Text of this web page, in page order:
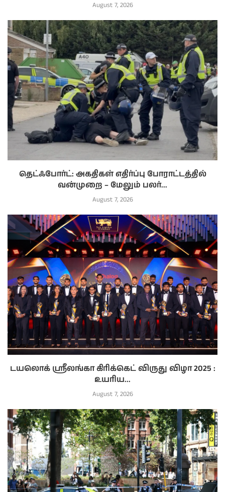
August 7, 2026
தெட்ஃபோர்ட்: அகதிகள் எதிர்ப்பு போராட்டத்தில்
வன்முறை – மேலும் பலர்...
August 7, 2026
டயலொக் ஸ்ரீலங்கா கிரிக்கெட் விருது விழா 2025 :
உயரிய...
August 7, 2026